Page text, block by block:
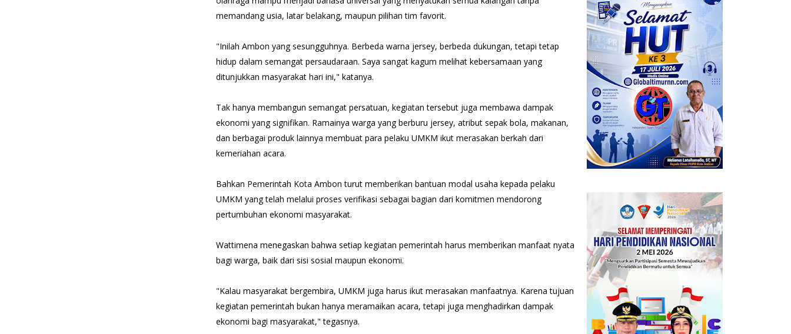
memandang usia, latar belakang, maupun pilihan tim favorit.
"Inilah Ambon yang sesungguhnya. Berbeda warna jersey, berbeda dukungan, tetapi tetap
hidup dalam semangat persaudaraan. Saya sangat kagum melihat kebersamaan yang
ditunjukkan masyarakat hari ini," katanya.
Tak hanya membangun semangat persatuan, kegiatan tersebut juga membawa dampak
ekonomi yang signifikan. Ramainya warga yang berburu jersey, atribut sepak bola, makanan,
dan berbagai produk lainnya membuat para pelaku UMKM ikut merasakan berkah dari
kemeriahan acara.
Bahkan Pemerintah Kota Ambon turut memberikan bantuan modal usaha kepada pelaku
UMKM yang telah melalui proses verifikasi sebagai bagian dari komitmen mendorong
pertumbuhan ekonomi masyarakat.
Wattimena menegaskan bahwa setiap kegiatan pemerintah harus memberikan manfaat nyata
bagi warga, baik dari sisi sosial maupun ekonomi.
"Kalau masyarakat bergembira, UMKM juga harus ikut merasakan manfaatnya. Karena tujuan
kegiatan pemerintah bukan hanya meramaikan acara, tetapi juga menghadirkan dampak
ekonomi bagi masyarakat," tegasnya.